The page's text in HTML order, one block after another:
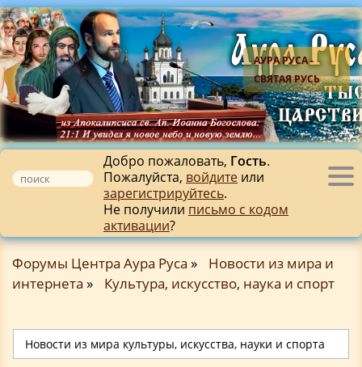
АУРА РУСА -
СВЯТАЯ РУСЬ
Добро пожаловать, Гость.
Пожалуйста, войдите или
зарегистрируйтесь.
Не получили письмо с кодом
активации?
Форумы Центра Аура Руса »
Новости из мира и
интернета » Культура, искусство, наука и спорт
Новости из мира культуры, искусства, науки и спорта